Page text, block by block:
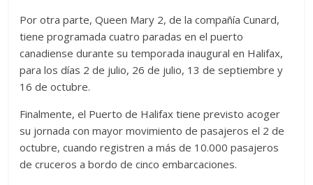
Por otra parte, Queen Mary 2, de la compañía Cunard,
tiene programada cuatro paradas en el puerto
canadiense durante su temporada inaugural en Halifax,
para los días 2 de julio, 26 de julio, 13 de septiembre y
16 de octubre.
Finalmente, el Puerto de Halifax tiene previsto acoger
su jornada con mayor movimiento de pasajeros el 2 de
octubre, cuando registren a más de 10.000 pasajeros
de cruceros a bordo de cinco embarcaciones.